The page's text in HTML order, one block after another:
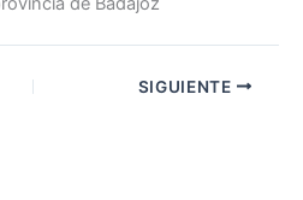
SIGUIENTE